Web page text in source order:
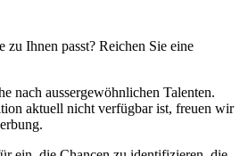
zu Ihnen passt? Reichen Sie eine
nach aussergewöhnlichen Talenten.
aktuell nicht verfügbar ist, freuen wir